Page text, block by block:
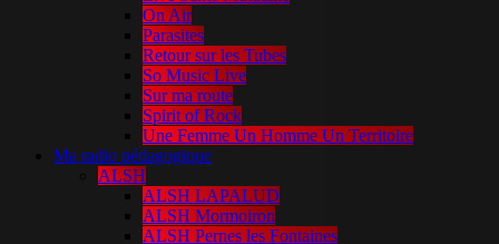
On Air
Parasites
Retour sur les Tubes
So Music Live
Sur ma route
Spirit of Rock
Une Femme Un Homme Un Territoire
Ma radio pédagogique
ALSH
ALSH LAPALUD
ALSH Mormoiron
ALSH Pernes les Fontaines